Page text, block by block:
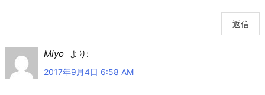
返信
Miyo
より:
2017年9月4日 6:58 AM